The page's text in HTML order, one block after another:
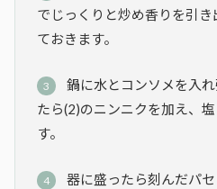
でじっくりと炒め香りを引
ておきます。
鍋に水とコンソメを入
たら(2)のニンニクを加え、
す。
器に盛ったら刻んだパ